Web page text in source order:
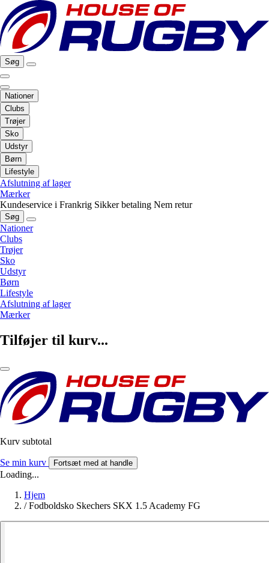
Søg
Nationer
Clubs
Trøjer
Sko
Udstyr
Børn
Lifestyle
Afslutning af lager
Mærker
Kundeservice i Frankrig Sikker betaling Nem retur
Søg
Nationer
Clubs
Trøjer
Sko
Udstyr
Børn
Lifestyle
Afslutning af lager
Mærker
Tilføjer til kurv...
Kurv subtotal
Se min kurv Fortsæt med at handle
Loading...
Hjem
/ Fodboldsko Skechers SKX 1.5 Academy FG